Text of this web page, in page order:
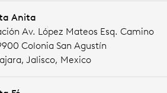
Anita
Av. López Mateos Esq. Camino
Colonia San Agustín
Jalisco, Mexico